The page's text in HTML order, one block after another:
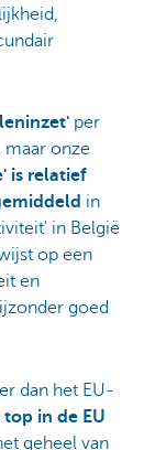
per
onze
is relatief
in
in België
op een
en
goed
dan het EU-
top in de EU
geheel van